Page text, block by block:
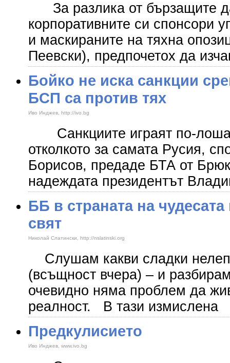
За разлика от бързащите
корпоративните си спонсори
и маскираните на тяхна
Пеевски), предпочетох да
Бойко не иска санкции
БСП са против тях
Иво Инджев, http://ivo.bg
Санкциите играят по-лоша
отколкото за самата Русия,
Борисов, предаде БТА от
надеждата президентът
ББ в страната на
свят
Николай Слатински, http://nslatinski.org
Слушам какви сладки
(всъщност вчера) – и
очевидно няма проблем да
реалност. В тази измислена
Предкулисието
Иво Инджев, www.ivo.bg